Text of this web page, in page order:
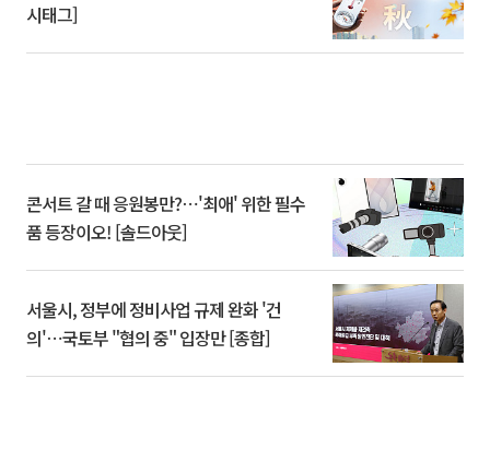
시태그]
콘서트 갈 때 응원봉만?⋯'최애' 위한 필수
품 등장이오! [솔드아웃]
서울시, 정부에 정비사업 규제 완화 '건
의'⋯국토부 "협의 중" 입장만 [종합]